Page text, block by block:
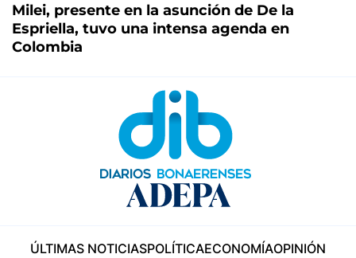
Milei, presente en la asunción de De la
Espriella, tuvo una intensa agenda en
Colombia
ÚLTIMAS NOTICIASPOLÍTICAECONOMÍAOPINIÓN